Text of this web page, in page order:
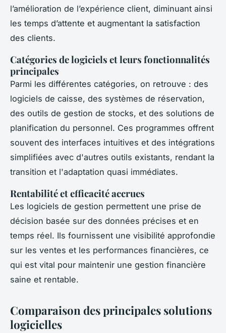
l’amélioration de l’expérience client, diminuant ainsi
les temps d’attente et augmentant la satisfaction
des clients.
Catégories de logiciels et leurs fonctionnalités
principales
Parmi les différentes catégories, on retrouve : des
logiciels de caisse, des systèmes de réservation,
des outils de gestion de stocks, et des solutions de
planification du personnel. Ces programmes offrent
souvent des interfaces intuitives et des intégrations
simplifiées avec d'autres outils existants, rendant la
transition et l'adaptation quasi immédiates.
Rentabilité et efficacité accrues
Les logiciels de gestion permettent une prise de
décision basée sur des données précises et en
temps réel. Ils fournissent une visibilité approfondie
sur les ventes et les performances financières, ce
qui est vital pour maintenir une gestion financière
saine et rentable.
Comparaison des principales solutions
logicielles